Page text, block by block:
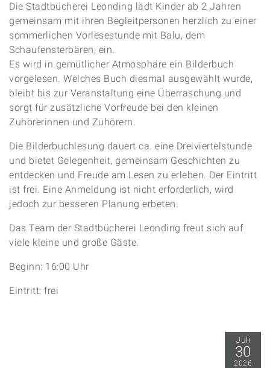
Die Stadtbücherei Leonding lädt Kinder ab 2 Jahren
gemeinsam mit ihren Begleitpersonen herzlich zu einer
sommerlichen Vorlesestunde mit Balu, dem
Schaufensterbären, ein.
Es wird in gemütlicher Atmosphäre ein Bilderbuch
vorgelesen. Welches Buch diesmal ausgewählt wurde,
bleibt bis zur Veranstaltung eine Überraschung und
sorgt für zusätzliche Vorfreude bei den kleinen
Zuhörerinnen und Zuhörern.
Die Bilderbuchlesung dauert ca. eine Dreiviertelstunde
und bietet Gelegenheit, gemeinsam Geschichten zu
entdecken und Freude am Lesen zu erleben. Der Eintritt
ist frei. Eine Anmeldung ist nicht erforderlich, wird
jedoch zur besseren Planung erbeten.
Das Team der Stadtbücherei Leonding freut sich auf
viele kleine und große Gäste.
Beginn: 16:00 Uhr
Eintritt: frei
Juli
30
2026